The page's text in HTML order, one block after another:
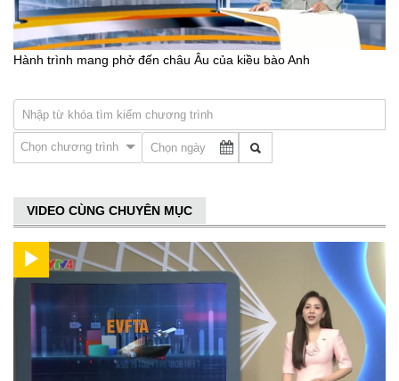
Hành trình mang phở đến châu Âu của kiều bào Anh
Chọn chương trình
VIDEO CÙNG CHUYÊN MỤC